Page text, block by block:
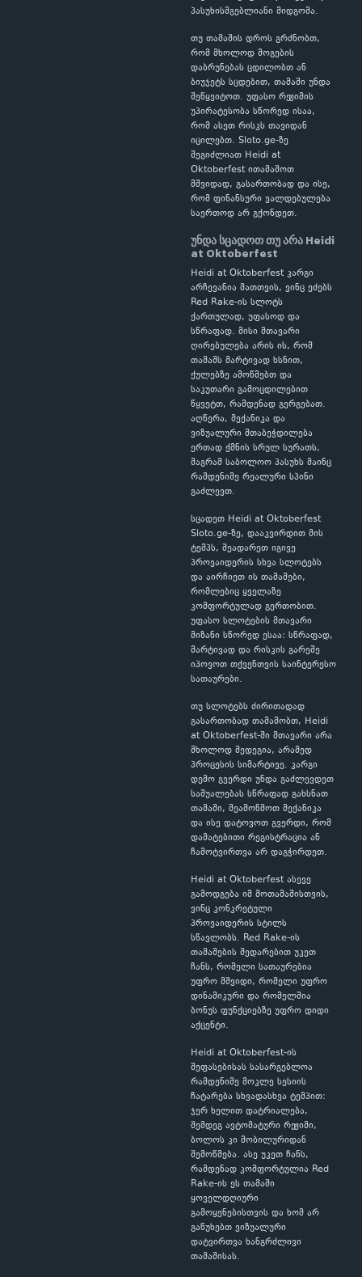
პასუხისმგებლიანი მიდგომა.
თუ თამაშის დროს გრძნობთ,
რომ მხოლოდ მოგების
დაბრუნებას ცდილობთ ან
ბიუჯეტს სცდებით, თამაში უნდა
შეწყვიტოთ. უფასო რეჟიმის
უპირატესობა სწორედ ისაა,
რომ ასეთ რისკს თავიდან
იცილებთ. Sloto.ge-ზე
შეგიძლიათ Heidi at
Oktoberfest ითამაშოთ
მშვიდად, გასართობად და ისე,
რომ ფინანსური ვალდებულება
საერთოდ არ გქონდეთ.
უნდა სცადოთ თუ არა Heidi
at Oktoberfest
Heidi at Oktoberfest კარგი
არჩევანია მათთვის, ვინც ეძებს
Red Rake-ის სლოტს
ქართულად, უფასოდ და
სწრაფად. მისი მთავარი
ღირებულება არის ის, რომ
თამაშს მარტივად ხსნით,
ქულებზე ამოწმებთ და
საკუთარი გამოცდილებით
წყვეტთ, რამდენად გერგებათ.
აღწერა, მექანიკა და
ვიზუალური შთაბეჭდილება
ერთად ქმნის სრულ სურათს,
მაგრამ საბოლოო პასუხს მაინც
რამდენიმე რეალური სპინი
გაძლევთ.
სცადეთ Heidi at Oktoberfest
Sloto.ge-ზე, დააკვირდით მის
ტემპს, შეადარეთ იგივე
პროვაიდერის სხვა სლოტებს
და აირჩიეთ ის თამაშები,
რომლებიც ყველაზე
კომფორტულად გერთობით.
უფასო სლოტების მთავარი
მიზანი სწორედ ესაა: სწრაფად,
მარტივად და რისკის გარეშე
იპოვოთ თქვენთვის საინტერესო
სათაურები.
თუ სლოტებს ძირითადად
გასართობად თამაშობთ, Heidi
at Oktoberfest-ში მთავარი არა
მხოლოდ შედეგია, არამედ
პროცესის სიმარტივე. კარგი
დემო გვერდი უნდა გაძლევდეთ
საშუალებას სწრაფად გახსნათ
თამაში, შეამოწმოთ მექანიკა
და ისე დატოვოთ გვერდი, რომ
დამატებითი რეგისტრაცია ან
ჩამოტვირთვა არ დაგჭირდეთ.
Heidi at Oktoberfest ასევე
გამოდგება იმ მოთამაშისთვის,
ვინც კონკრეტული
პროვაიდერის სტილს
სწავლობს. Red Rake-ის
თამაშების შედარებით უკეთ
ჩანს, რომელი სათაურებია
უფრო მშვიდი, რომელი უფრო
დინამიკური და რომელშია
ბონუს ფუნქციებზე უფრო დიდი
აქცენტი.
Heidi at Oktoberfest-ის
შეფასებისას სასარგებლოა
რამდენიმე მოკლე სესიის
ჩატარება სხვადასხვა ტემპით:
ჯერ ხელით დატრიალება,
შემდეგ ავტომატური რეჟიმი,
ბოლოს კი მობილურიდან
შემოწმება. ასე უკეთ ჩანს,
რამდენად კომფორტულია Red
Rake-ის ეს თამაში
ყოველდღიური
გამოყენებისთვის და ხომ არ
გაწუხებთ ვიზუალური
დატვირთვა ხანგრძლივი
თამაშისას.